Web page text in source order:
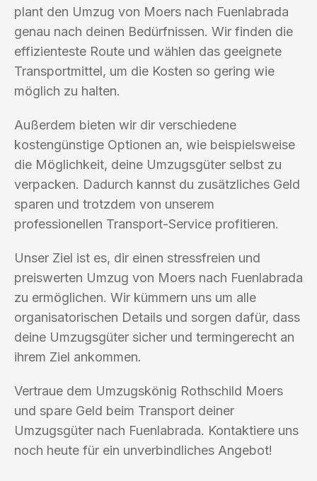
plant den Umzug von Moers nach Fuenlabrada
genau nach deinen Bedürfnissen. Wir finden die
effizienteste Route und wählen das geeignete
Transportmittel, um die Kosten so gering wie
möglich zu halten.
Außerdem bieten wir dir verschiedene
kostengünstige Optionen an, wie beispielsweise
die Möglichkeit, deine Umzugsgüter selbst zu
verpacken. Dadurch kannst du zusätzliches Geld
sparen und trotzdem von unserem
professionellen Transport-Service profitieren.
Unser Ziel ist es, dir einen stressfreien und
preiswerten Umzug von Moers nach Fuenlabrada
zu ermöglichen. Wir kümmern uns um alle
organisatorischen Details und sorgen dafür, dass
deine Umzugsgüter sicher und termingerecht an
ihrem Ziel ankommen.
Vertraue dem Umzugskönig Rothschild Moers
und spare Geld beim Transport deiner
Umzugsgüter nach Fuenlabrada. Kontaktiere uns
noch heute für ein unverbindliches Angebot!